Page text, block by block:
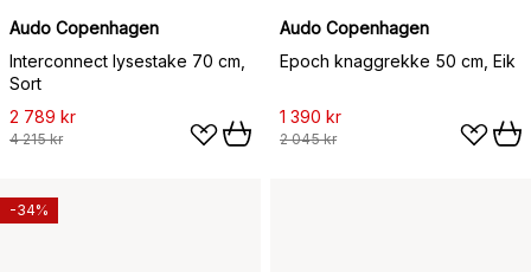
Audo Copenhagen
Interconnect lysestake 70 cm,
Sort
2 789 kr
4 215 kr
Audo Copenhagen
Epoch knaggrekke 50 cm, Eik
1 390 kr
2 045 kr
-34%